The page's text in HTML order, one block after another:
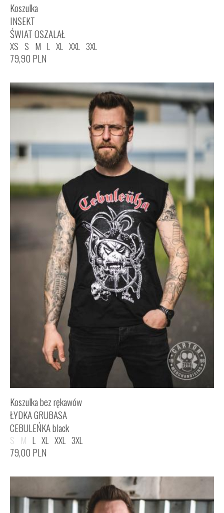
Koszulka
INSEKT
ŚWIAT OSZALAŁ
XS S M L XL XXL 3XL
79,90 PLN
Koszulka bez rękawów
ŁYDKA GRUBASA
CEBULEŃKA black
S M L XL XXL 3XL
79,00 PLN